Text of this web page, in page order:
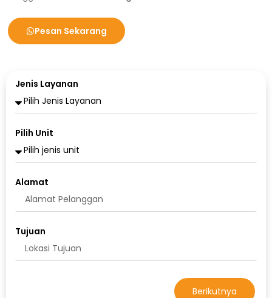
Pesan Sekarang
Jenis Layanan
Pilih Unit
Alamat
Tujuan
Berikutnya